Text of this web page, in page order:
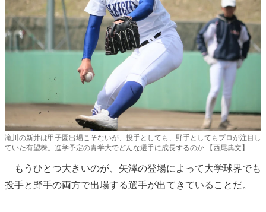
滝川の新井は甲子園出場こそないが、投手としても、野手としてもプロが注目し
ていた有望株。進学予定の青学大でどんな選手に成長するのか 【西尾典文】
もうひとつ大きいのが、矢澤の登場によって大学球界でも
投手と野手の両方で出場する選手が出てきていることだ。